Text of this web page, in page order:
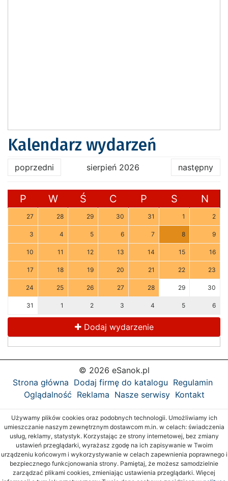
Kalendarz wydarzeń
poprzedni sierpień 2026 następny
P W Ś C P S N
27 28 29 30 31 1 2
3 4 5 6 7 8 9
10 11 12 13 14 15 16
17 18 19 20 21 22 23
24 25 26 27 28 29 30
31 1 2 3 4 5 6
Dodaj wydarzenie
© 2026 eSanok.pl
Strona główna Dodaj firmę do katalogu Regulamin
Oglądalność Reklama Nasze serwisy Kontakt
Używamy plików cookies oraz podobnych technologii. Umożliwiamy ich
umieszczanie naszym zewnętrznym dostawcom m.in. w celach: świadczenia
usług, reklamy, statystyk. Korzystając ze strony internetowej, bez zmiany
ustawień przeglądarki, wyrażasz zgodę na ich zapisywanie w Twoim
urządzeniu końcowym i wykorzystywanie w celach zapewnienia poprawnego i
bezpiecznego funkcjonowania strony. Pamiętaj, że możesz samodzielnie
zarządzać plikami cookies, zmieniając ustawienia przeglądarki. Więcej